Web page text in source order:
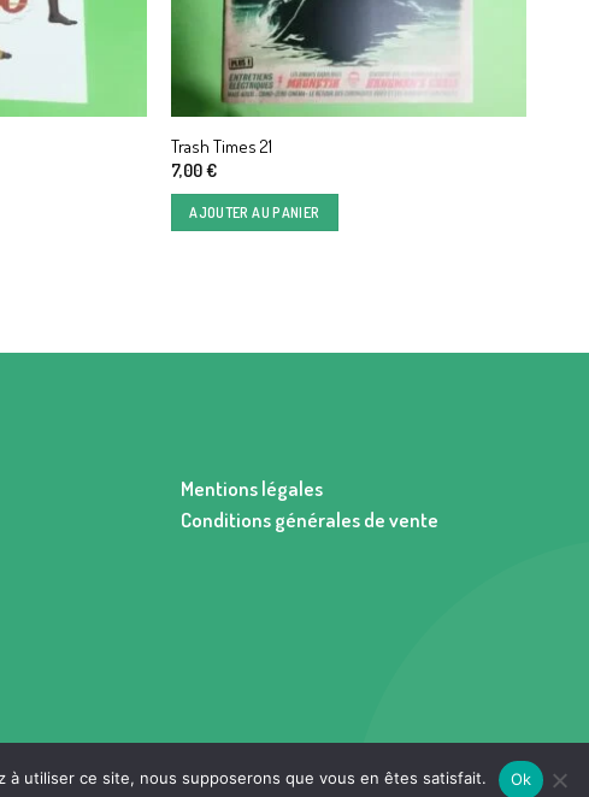
Trash Times 21
7,00€
AJOUTER AU PANIER
Mentions légales
Conditions générales de vente
utiliser ce site, nous supposerons que vous en êtes satisfait. Ok